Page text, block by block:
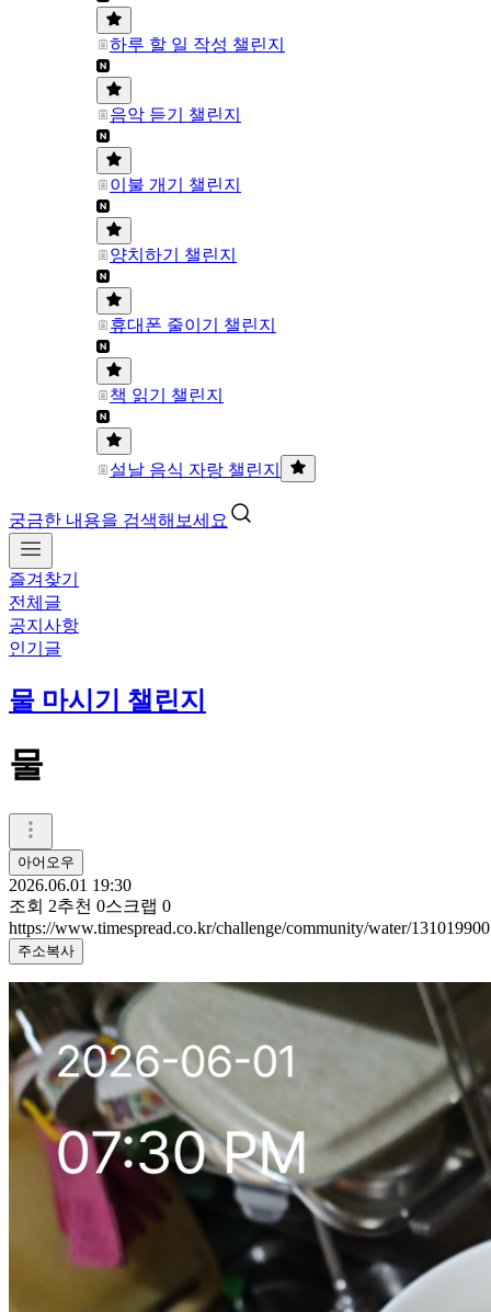
하루 할 일 작성 챌린지
음악 듣기 챌린지
이불 개기 챌린지
양치하기 챌린지
휴대폰 줄이기 챌린지
책 읽기 챌린지
설날 음식 자랑 챌린지
궁금한 내용을 검색해보세요
즐겨찾기
전체글
공지사항
인기글
물 마시기 챌린지
물
아어오우
2026.06.01 19:30
조회 2추천 0스크랩 0
https://www.timespread.co.kr/challenge/community/water/131019900
주소복사